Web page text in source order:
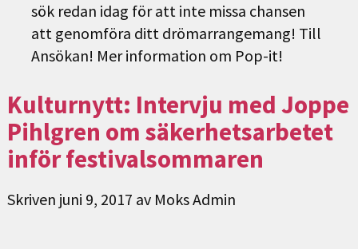
sök redan idag för att inte missa chansen
att genomföra ditt drömarrangemang! Till
Ansökan! Mer information om Pop-it!
Kulturnytt: Intervju med Joppe
Pihlgren om säkerhetsarbetet
inför festivalsommaren
Skriven juni 9, 2017 av Moks Admin